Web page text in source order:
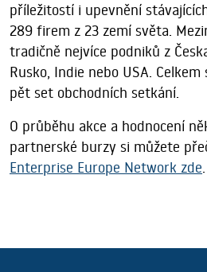
příležitostí i upevnění
289 firem z 23 zemí světa.
tradičně nejvíce podniků z
Rusko, Indie nebo USA.
pět set obchodních setkání.
O průběhu akce a hodnocení
partnerské burzy si můžete
Enterprise Europe Network zde.